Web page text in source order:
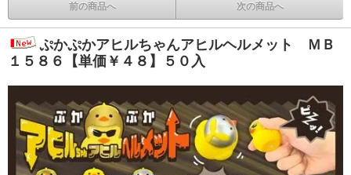
前の商品へ 次の商品へ
ぷかぷかアヒルちゃんアヒルヘルメット ＭＢ
１５８６【単価￥４８】５０入